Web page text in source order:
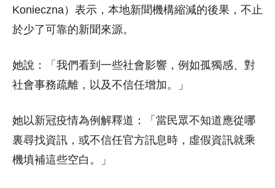
Konieczna）表示，本地新聞機構縮減的後果，不止
於少了可靠的新聞來源。
她說：「我們看到一些社會影響，例如孤獨感、對
社會事務疏離，以及不信任增加。」
她以新冠疫情為例解釋道：「當民眾不知道應從哪
裏尋找資訊，或不信任官方訊息時，虛假資訊就乘
機填補這些空白。」